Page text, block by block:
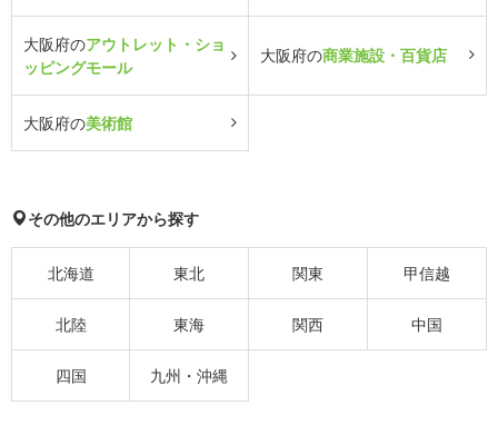
大阪府のアウトレット・ショ
ッピングモール
大阪府の商業施設・百貨店
大阪府の美術館
その他のエリアから探す
北海道 東北 関東 甲信越
北陸 東海 関西 中国
四国 九州・沖縄